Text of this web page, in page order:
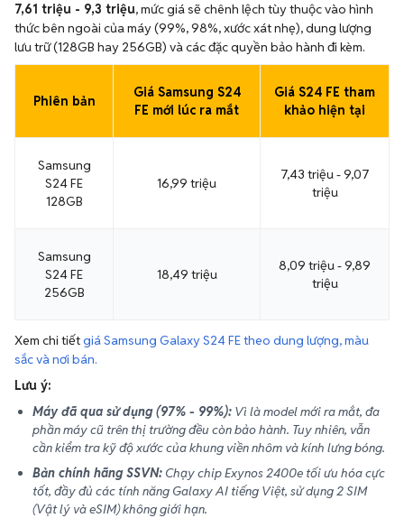
7,61 triệu - 9,3 triệu, mức giá sẽ chênh lệch tùy thuộc vào hình
thức bên ngoài của máy (99%, 98%, xước xát nhẹ), dung lượng
lưu trữ (128GB hay 256GB) và các đặc quyền bảo hành đi kèm.
Phiên bản
Giá Samsung S24
FE mới lúc ra mắt
Giá S24 FE tham
khảo hiện tại
Samsung
S24 FE
128GB
16,99 triệu
7,43 triệu - 9,07
triệu
Samsung
S24 FE
256GB
18,49 triệu
8,09 triệu - 9,89
triệu
Xem chi tiếtgiá Samsung Galaxy S24 FE theo dung lượng, màu
sắc và nơi bán.
Lưu ý:
Máy đã qua sử dụng (97% - 99%): Vì là model mới ra mắt, đa
phần máy cũ trên thị trường đều còn bảo hành. Tuy nhiên, vẫn
cần kiểm tra kỹ độ xước của khung viền nhôm và kính lưng bóng.
Bản chính hãng SSVN: Chạy chip Exynos 2400e tối ưu hóa cực
tốt, đầy đủ các tính năng Galaxy AI tiếng Việt, sử dụng 2 SIM
(Vật lý và eSIM) không giới hạn.